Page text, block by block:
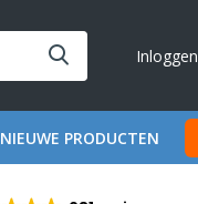
Inloggen
NIEUWE PRODUCTEN